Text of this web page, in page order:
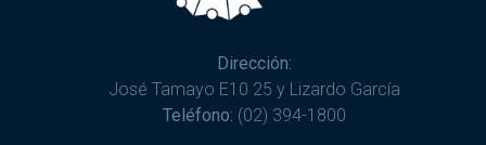
Dirección:
José Tamayo E10 25 y Lizardo García
Teléfono: (02) 394-1800